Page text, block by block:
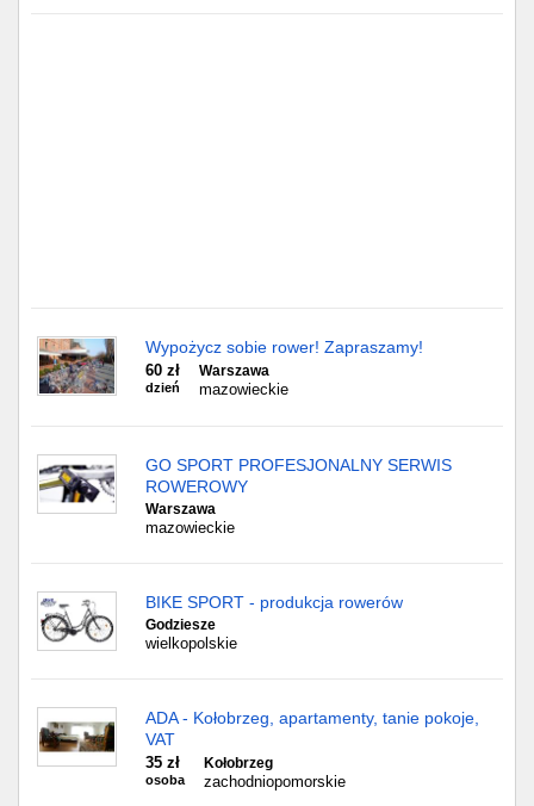
Wypożycz sobie rower! Zapraszamy!
60 zł
dzień
Warszawa
mazowieckie
GO SPORT PROFESJONALNY SERWIS
ROWEROWY
Warszawa
mazowieckie
BIKE SPORT - produkcja rowerów
Godziesze
wielkopolskie
ADA - Kołobrzeg, apartamenty, tanie pokoje,
VAT
35 zł
osoba
Kołobrzeg
zachodniopomorskie